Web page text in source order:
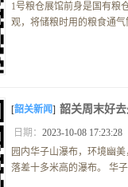
1号粮仓展馆前身是国有粮
观，将储粮时用的粮食通
[韶关新闻] 韶关周末好
日期： 2023-10-08 17:23:28
园内华子山瀑布，环境幽
落差十多米高的瀑布。 华